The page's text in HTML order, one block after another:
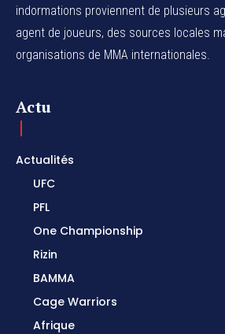
indormations proviennent de plusieurs
agent de joueurs, des sources locales
organisations de MMA internationales.
Actu
Actualités
UFC
PFL
One Championship
Rizin
BAMMA
Cage Warriors
Afrique